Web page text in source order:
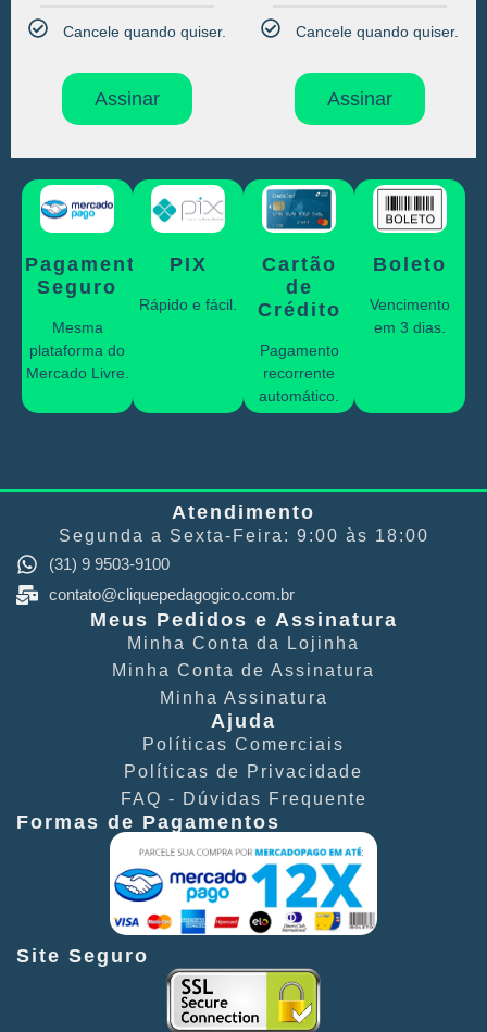
Cancele quando quiser.​
Assinar
Cancele quando quiser.​
Assinar
Pagamento
Seguro
Mesma
plataforma do
Mercado Livre.
PIX
Rápido e fácil.
Cartão
de
Crédito
Pagamento
recorrente
automático.
Boleto
Vencimento
em 3 dias.
Atendimento
Segunda a Sexta-Feira: 9:00 às 18:00
(31) 9 9503-9100
contato@cliquepedagogico.com.br
Meus Pedidos e Assinatura
Minha Conta​ da Lojinha
Minha Conta de Assinatura
Minha Assinatura
Ajuda
Políticas Comerciais​
Políticas de Privacidade​
FAQ - Dúvidas Frequente​
Formas de Pagamentos
Site Seguro